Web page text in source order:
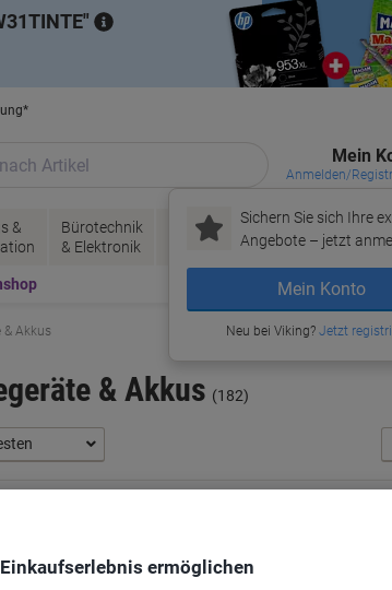
Mein
Anmelden/
Sichern Sie sich Ihre
Angebote – jetzt
Mein Konto
Neu bei Viking?Jetzt
&
Bürotechnik
& Elektronik
Tinte &
Toner
Papier, Versand
& Pakete
& Akkus
& Akkus (182)
ermöglichen